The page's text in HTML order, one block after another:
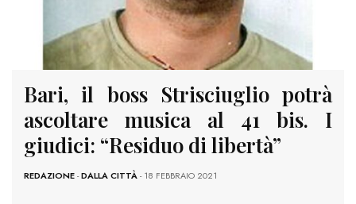
Bari, il boss Strisciuglio potrà
ascoltare musica al 41 bis. I
giudici: “Residuo di libertà”
REDAZIONE-DALLA CITTÀ- 18 FEBBRAIO 2021